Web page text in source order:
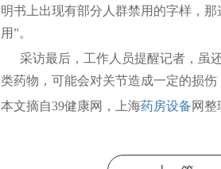
明书上出现有部分人群禁用的字样，
用”。
采访最后，工作人员提醒记者，虽还
类药物，可能会对关节造成一定的损伤
本文摘自39健康网，上海药房设备网整